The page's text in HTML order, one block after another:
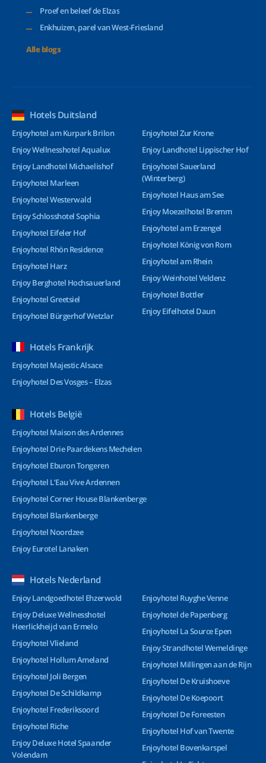
Proef en beleef de Elzas
Enkhuizen, parel van West-Friesland
Alle blogs
Hotels Duitsland
Enjoyhotel am Kurpark Brilon
Enjoy Wellnesshotel Aqualux
Enjoy Landhotel Michaelishof
Enjoyhotel Marleen
Enjoyhotel Westerwald
Enjoy Schlosshotel Sophia
Enjoyhotel Eifeler Hof
Enjoyhotel Rhön Residence
Enjoyhotel Harz
Enjoy Berghotel Hochsauerland
Enjoyhotel Greetsiel
Enjoyhotel Bürgerhof Wetzlar
Enjoyhotel Zur Krone
Enjoy Landhotel Lippischer Hof
Enjoyhotel Sauerland
(Winterberg)
Enjoyhotel Haus am See
Enjoy Moezelhotel Bremm
Enjoyhotel am Erzengel
Enjoyhotel König von Rom
Enjoyhotel am Rhein
Enjoy Weinhotel Veldenz
Enjoyhotel Bottler
Enjoy Eifelhotel Daun
Hotels Frankrijk
Enjoyhotel Majestic Alsace
Enjoyhotel Des Vosges – Elzas
Hotels België
Enjoyhotel Maison des Ardennes
Enjoyhotel Drie Paardekens Mechelen
Enjoyhotel Eburon Tongeren
Enjoyhotel L’Eau Vive Ardennen
Enjoyhotel Corner House Blankenberge
Enjoyhotel Blankenberge
Enjoyhotel Noordzee
Enjoy Eurotel Lanaken
Hotels Nederland
Enjoy Landgoedhotel Ehzerwold
Enjoy Deluxe Wellnesshotel
Heerlickheijd van Ermelo
Enjoyhotel Vlieland
Enjoyhotel Hollum Ameland
Enjoyhotel Joli Bergen
Enjoyhotel De Schildkamp
Enjoyhotel Frederiksoord
Enjoyhotel Riche
Enjoy Deluxe Hotel Spaander
Volendam
Enjoyhotel Ruyghe Venne
Enjoyhotel de Papenberg
Enjoyhotel La Source Epen
Enjoy Strandhotel Wemeldinge
Enjoyhotel Millingen aan de Rijn
Enjoyhotel De Kruishoeve
Enjoyhotel De Koepoort
Enjoyhotel De Foreesten
Enjoyhotel Hof van Twente
Enjoyhotel Bovenkarspel